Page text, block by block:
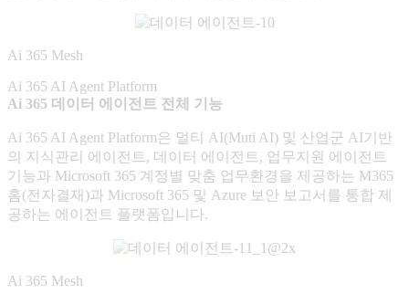
Ai 365 Mesh
Ai 365 AI Agent Platform
Ai 365 데이터 에이전트 전체 기능
Ai 365 AI Agent Platform은 멀티 AI(Muti AI) 및 산업군 AI기반
의 지식관리 에이전트, 데이터 에이전트, 업무지원 에이전트
기능과 Microsoft 365 계정별 맞춤 업무환경을 제공하는 M365
홈(전자결재)과 Microsoft 365 및 Azure 보안 보고서를 통합 제
공하는 에이전트 플랫폼입니다.
Ai 365 Mesh